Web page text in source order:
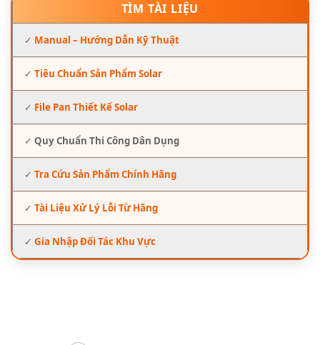
TÌM TÀI LIỆU
✓ Manual – Hướng Dẫn Kỹ Thuật
✓ Tiêu Chuẩn Sản Phẩm Solar
✓ File Pan Thiết Kế Solar
✓ Quy Chuẩn Thi Công Dân Dụng
✓ Tra Cứu Sản Phẩm Chính Hãng
✓ Tài Liệu Xử Lý Lỗi Từ Hãng
✓ Gia Nhập Đối Tác Khu Vực